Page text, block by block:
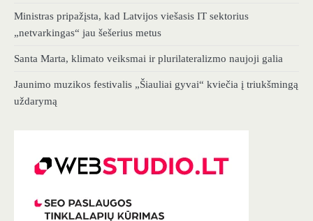
Ministras pripažįsta, kad Latvijos viešasis IT sektorius
„netvarkingas“ jau šešerius metus
Santa Marta, klimato veiksmai ir plurilateralizmo naujoji galia
Jaunimo muzikos festivalis „Šiauliai gyvai“ kviečia į triukšmingą
uždarymą